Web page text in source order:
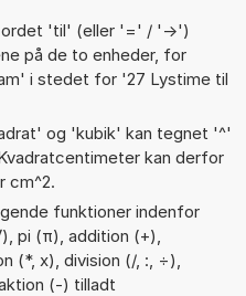
'til' (eller '=' / '->')
på de to enheder, for
i stedet for '27 Lystime til
og 'kubik' kan tegnet '^'
kan derfor
cm^2.
funktioner indenfor
pi (π), addition (+),
(*, x), division (/, :, ÷),
(-) tilladt